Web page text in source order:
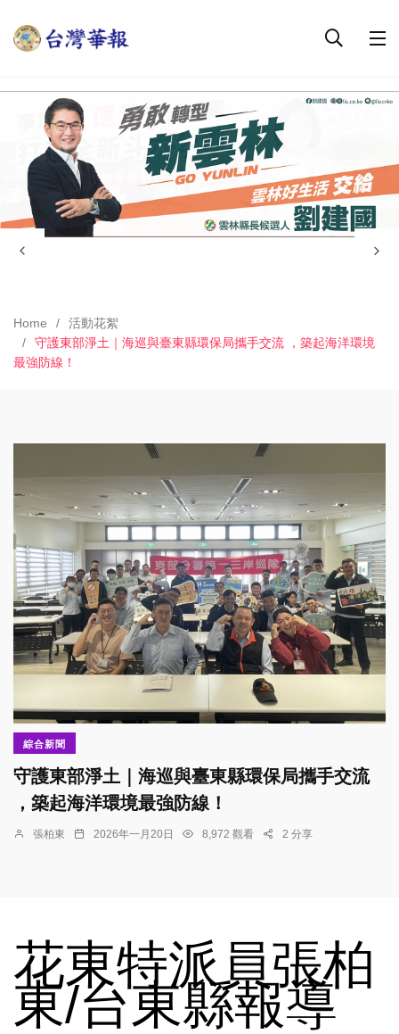
Home
活動花絮
守護東部淨土｜海巡與臺東縣環保局攜手交流 ，築起海洋環境
最強防線！
綜合新聞
守護東部淨土｜海巡與臺東縣環保局攜手交流
，築起海洋環境最強防線！
張柏東 2026年一月20日 8,972 觀看 2 分享
花東特派員張柏
東/台東縣報導